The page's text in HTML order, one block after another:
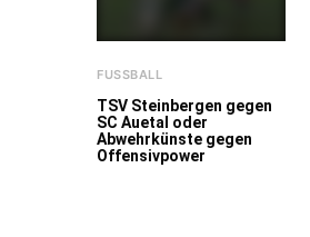
FUSSBALL
TSV Steinbergen gegen
SC Auetal oder
Abwehrkünste gegen
Offensivpower